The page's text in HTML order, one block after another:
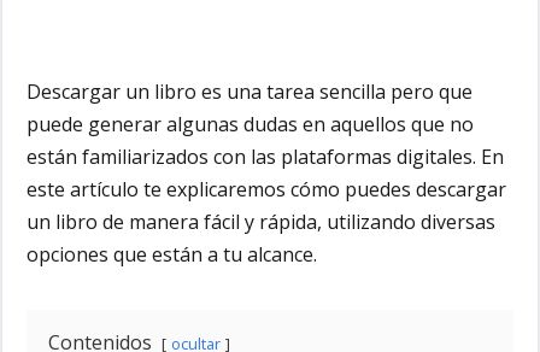
Descargar un libro es una tarea sencilla pero que
puede generar algunas dudas en aquellos que no
están familiarizados con las plataformas digitales. En
este artículo te explicaremos cómo puedes descargar
un libro de manera fácil y rápida, utilizando diversas
opciones que están a tu alcance.
Contenidos ocultar